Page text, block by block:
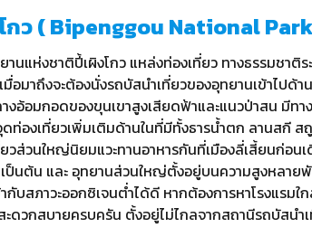
กว ( Bipenggou National
แห่งชาติปี้เผิงโกว แหล่งท่องเที่ยว ทางธรรมชา
มื่อมาถึงจะต้องนั่งรถบัสนำเที่ยวของอุทยานเข้าไ
อ้อมกอดของขุนเขาสูงเสียดฟ้าและแนวป่าสน มีท
ท่องเที่ยวเพิ่มเติมด้านในที่มีทั้งธารน้ำตก ลานสกี
ส่วนใหญ่นิยมแวะทานอาหารกันที่เมืองลี่เสี้ยนก่อน
นต้น และ อุทยานส่วนใหญ่ตั้งอยู่บนความสูงหลาย
บสภาวะออกซิเจนต่ำได้ดี หากต้องการหาโรงแรม
ดวกสบายครบครัน ตั้งอยู่ไม่ไกลจากสถานีรถบัสนำ